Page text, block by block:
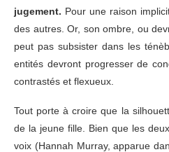
jugement. Pour une raison
des autres. Or, son ombre, ou
peut pas subsister dans les
entités devront progresser de
contrastés et flexueux.
Tout porte à croire que la
de la jeune fille. Bien que les
voix (Hannah Murray, apparue